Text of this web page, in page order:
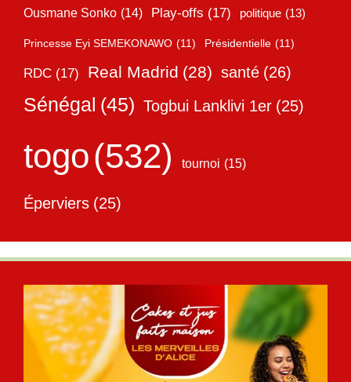
Ousmane Sonko (14) Play-offs (17) politique (13)
Princesse Eyi SEMEKONAWO (11) Présidentielle (11)
RDC (17) Real Madrid (28) santé (26)
Sénégal (45) Togbui Lanklivi 1er (25)
togo(532) tournoi (15)
Éperviers (25)